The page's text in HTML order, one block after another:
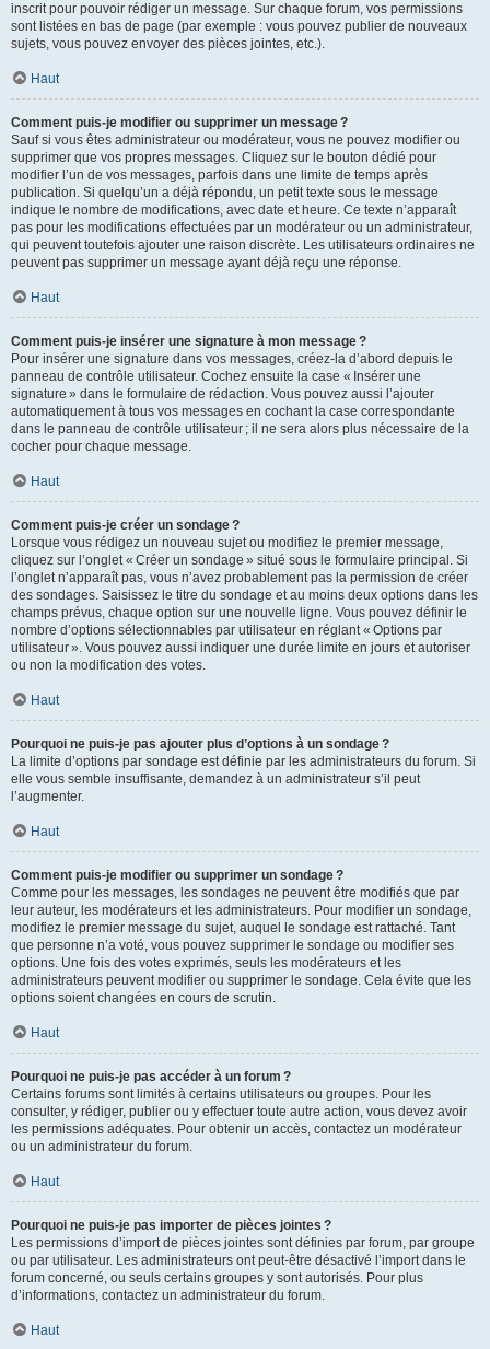
inscrit pour pouvoir rédiger un message. Sur chaque forum, vos permissions
sont listées en bas de page (par exemple : vous pouvez publier de nouveaux
sujets, vous pouvez envoyer des pièces jointes, etc.).
Haut
Comment puis-je modifier ou supprimer un message ?
Sauf si vous êtes administrateur ou modérateur, vous ne pouvez modifier ou
supprimer que vos propres messages. Cliquez sur le bouton dédié pour
modifier l’un de vos messages, parfois dans une limite de temps après
publication. Si quelqu’un a déjà répondu, un petit texte sous le message
indique le nombre de modifications, avec date et heure. Ce texte n’apparaît
pas pour les modifications effectuées par un modérateur ou un administrateur,
qui peuvent toutefois ajouter une raison discrète. Les utilisateurs ordinaires ne
peuvent pas supprimer un message ayant déjà reçu une réponse.
Haut
Comment puis-je insérer une signature à mon message ?
Pour insérer une signature dans vos messages, créez-la d’abord depuis le
panneau de contrôle utilisateur. Cochez ensuite la case « Insérer une
signature » dans le formulaire de rédaction. Vous pouvez aussi l’ajouter
automatiquement à tous vos messages en cochant la case correspondante
dans le panneau de contrôle utilisateur ; il ne sera alors plus nécessaire de la
cocher pour chaque message.
Haut
Comment puis-je créer un sondage ?
Lorsque vous rédigez un nouveau sujet ou modifiez le premier message,
cliquez sur l’onglet « Créer un sondage » situé sous le formulaire principal. Si
l’onglet n’apparaît pas, vous n’avez probablement pas la permission de créer
des sondages. Saisissez le titre du sondage et au moins deux options dans les
champs prévus, chaque option sur une nouvelle ligne. Vous pouvez définir le
nombre d’options sélectionnables par utilisateur en réglant « Options par
utilisateur ». Vous pouvez aussi indiquer une durée limite en jours et autoriser
ou non la modification des votes.
Haut
Pourquoi ne puis-je pas ajouter plus d’options à un sondage ?
La limite d’options par sondage est définie par les administrateurs du forum. Si
elle vous semble insuffisante, demandez à un administrateur s’il peut
l’augmenter.
Haut
Comment puis-je modifier ou supprimer un sondage ?
Comme pour les messages, les sondages ne peuvent être modifiés que par
leur auteur, les modérateurs et les administrateurs. Pour modifier un sondage,
modifiez le premier message du sujet, auquel le sondage est rattaché. Tant
que personne n’a voté, vous pouvez supprimer le sondage ou modifier ses
options. Une fois des votes exprimés, seuls les modérateurs et les
administrateurs peuvent modifier ou supprimer le sondage. Cela évite que les
options soient changées en cours de scrutin.
Haut
Pourquoi ne puis-je pas accéder à un forum ?
Certains forums sont limités à certains utilisateurs ou groupes. Pour les
consulter, y rédiger, publier ou y effectuer toute autre action, vous devez avoir
les permissions adéquates. Pour obtenir un accès, contactez un modérateur
ou un administrateur du forum.
Haut
Pourquoi ne puis-je pas importer de pièces jointes ?
Les permissions d’import de pièces jointes sont définies par forum, par groupe
ou par utilisateur. Les administrateurs ont peut-être désactivé l’import dans le
forum concerné, ou seuls certains groupes y sont autorisés. Pour plus
d’informations, contactez un administrateur du forum.
Haut